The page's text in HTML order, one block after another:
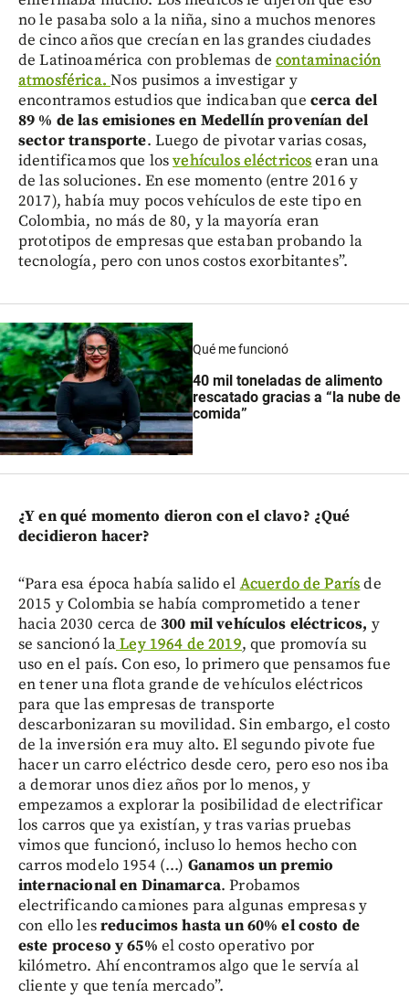
no le pasaba solo a la niña, sino a muchos menores
de cinco años que crecían en las grandes ciudades
de Latinoamérica con problemas decontaminación
atmosférica. Nos pusimos a investigar y
encontramos estudios que indicaban que cerca del
89 % de las emisiones en Medellín provenían del
sector transporte. Luego de pivotar varias cosas,
identificamos que losvehículos eléctricoseran una
de las soluciones. En ese momento (entre 2016 y
2017), había muy pocos vehículos de este tipo en
Colombia, no más de 80, y la mayoría eran
prototipos de empresas que estaban probando la
tecnología, pero con unos costos exorbitantes”.
Qué me funcionó
40 mil toneladas de alimento
rescatado gracias a “la nube de
comida”
¿Y en qué momento dieron con el clavo? ¿Qué
decidieron hacer?
“Para esa época había salido el Acuerdo de Parísde
2015 y Colombia se había comprometido a tener
hacia 2030 cerca de 300 mil vehículos eléctricos, y
se sancionó laLey 1964 de 2019, que promovía su
uso en el país. Con eso, lo primero que pensamos fue
en tener una flota grande de vehículos eléctricos
para que las empresas de transporte
descarbonizaran su movilidad. Sin embargo, el costo
de la inversión era muy alto. El segundo pivote fue
hacer un carro eléctrico desde cero, pero eso nos iba
a demorar unos diez años por lo menos, y
empezamos a explorar la posibilidad de electrificar
los carros que ya existían, y tras varias pruebas
vimos que funcionó, incluso lo hemos hecho con
carros modelo 1954 (...) Ganamos un premio
internacional en Dinamarca. Probamos
electrificando camiones para algunas empresas y
con ello lesreducimos hasta un 60% el costo de
este proceso y 65% el costo operativo por
kilómetro. Ahí encontramos algo que le servía al
cliente y que tenía mercado”.